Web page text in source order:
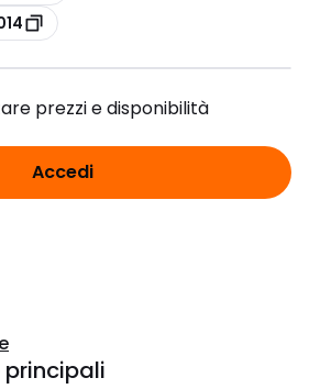
prezzi e disponibilità
Accedi